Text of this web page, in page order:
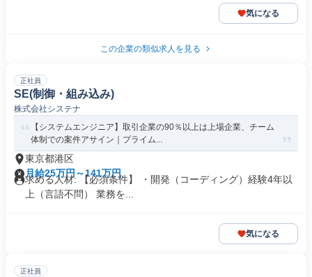
気になる
この企業の類似求人を見る
正社員
SE(制御・組み込み)
株式会社システナ
【システムエンジニア】取引企業の90％以上は上場企業、チーム
体制での案件アサイン｜プライム...
東京都港区
月給25万円～141万円
求める人材: 【必須条件】 ・開発（コーディング）経験4年以
上（言語不問） 業務を...
気になる
正社員